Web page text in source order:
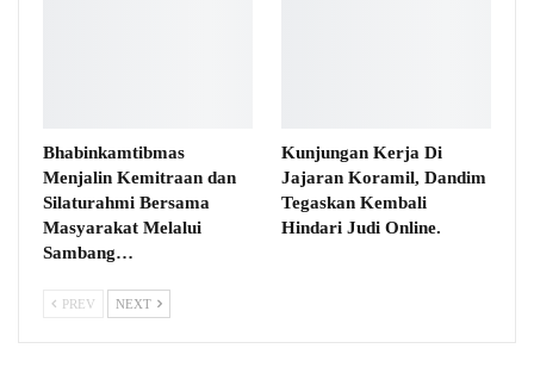
Bhabinkamtibmas
Menjalin Kemitraan dan
Silaturahmi Bersama
Masyarakat Melalui
Sambang…
Kunjungan Kerja Di
Jajaran Koramil, Dandim
Tegaskan Kembali
Hindari Judi Online.
PREV NEXT